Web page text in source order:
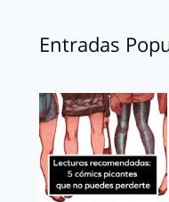
Entradas